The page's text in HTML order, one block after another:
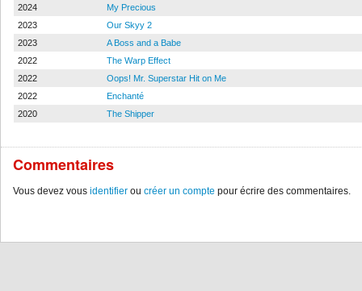
2024
My Precious
2023
Our Skyy 2
2023
A Boss and a Babe
2022
The Warp Effect
2022
Oops! Mr. Superstar Hit on Me
2022
Enchanté
2020
The Shipper
Commentaires
Vous devez vous identifier ou créer un compte pour écrire des commentaires.